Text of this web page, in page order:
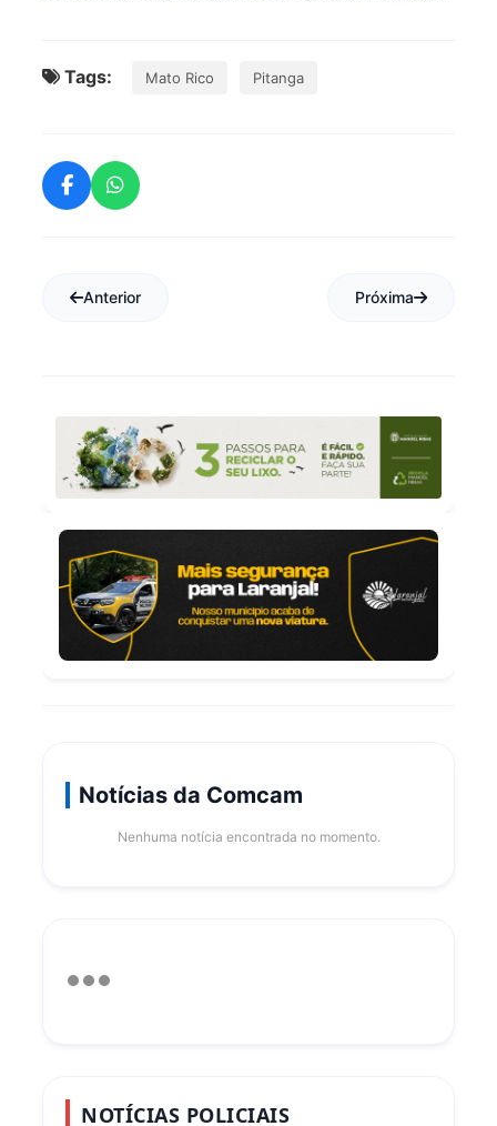
Tags: Mato Rico Pitanga
Anterior Próxima
Notícias da Comcam
Nenhuma notícia encontrada no momento.
NOTÍCIAS POLICIAIS